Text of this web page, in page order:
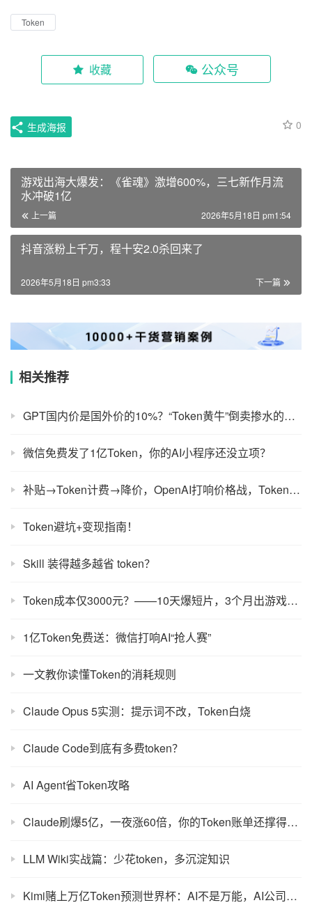
Token
收藏 公众号
0
生成海报
游戏出海大爆发：《雀魂》激增600%，三七新作月流
水冲破1亿
上一篇 2026年5月18日 pm1:54
抖音涨粉上千万，程十安2.0杀回来了
下一篇
2026年5月18日 pm3:33
相关推荐
GPT国内价是国外价的10%？“Token黄牛”倒卖掺水的算力
微信免费发了1亿Token，你的AI小程序还没立项？
补贴→Token计费→降价，OpenAI打响价格战，Token经济学拐点将至？
Token避坑+变现指南！
Skill 装得越多越省 token？
Token成本仅3000元？——10天爆短片，3个月出游戏，今年第一个AI爆款太“野”了
1亿Token免费送：微信打响AI“抢人赛”
一文教你读懂Token的消耗规则
Claude Opus 5实测：提示词不改，Token白烧
Claude Code到底有多费token？
AI Agent省Token攻略
Claude刷爆5亿，一夜涨60倍，你的Token账单还撑得住？
LLM Wiki实战篇：少花token，多沉淀知识
Kimi赌上万亿Token预测世界杯：AI不是万能，AI公司也别装